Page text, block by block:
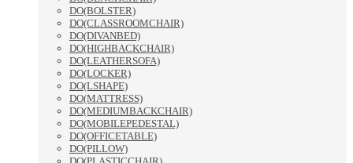
DO(BOLSTER)
DO(CLASSROOMCHAIR)
DO(DIVANBED)
DO(HIGHBACKCHAIR)
DO(LEATHERSOFA)
DO(LOCKER)
DO(LSHAPE)
DO(MATTRESS)
DO(MEDIUMBACKCHAIR)
DO(MOBILEPEDESTAL)
DO(OFFICETABLE)
DO(PILLOW)